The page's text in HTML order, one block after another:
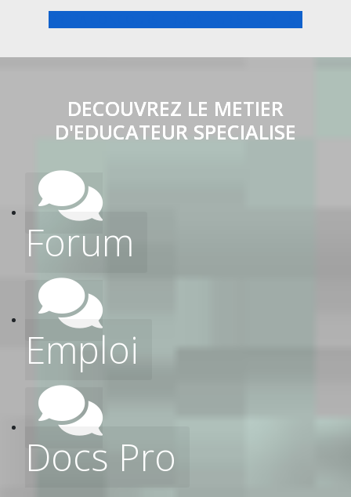
DECOUVREZ LE METIER
D'EDUCATEUR SPECIALISE
Forum
Emploi
Docs Pro